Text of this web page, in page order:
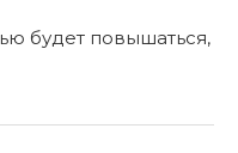
будет повышаться,